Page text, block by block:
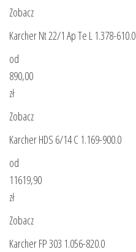
Zobacz
Karcher Nt 22/1 Ap Te L 1.378-610.0
od
890,00
zł
Zobacz
Karcher HDS 6/14 C 1.169-900.0
od
11619,90
zł
Zobacz
Karcher FP 303 1.056-820.0